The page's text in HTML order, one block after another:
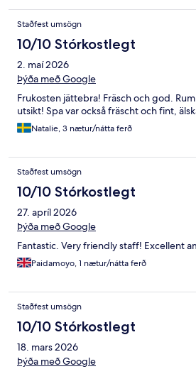
Staðfest umsögn
10/10 Stórkostlegt
2. maí 2026
Þýða með Google
Frukosten jättebra! Fräsch och god.
utsikt! Spa var också fräscht och fint,
Natalie, 3 nætur/nátta ferð
Staðfest umsögn
10/10 Stórkostlegt
27. apríl 2026
Þýða með Google
Fantastic. Very friendly staff! Excellent
Paidamoyo, 1 nætur/nátta ferð
Staðfest umsögn
10/10 Stórkostlegt
18. mars 2026
Þýða með Google